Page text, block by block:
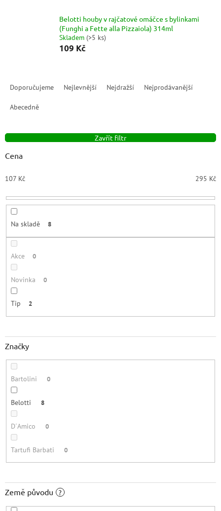
Belotti houby v rajčatové omáčce s bylinkami
(Funghi a Fette alla Pizzaiola) 314ml
Skladem (>5 ks)
109 Kč
p
r
o
d
u
k
t
Doporučujeme Nejlevnější Nejdražší Nejprodávanější
Abecedně
Zavřít filtr
Cena
107 Kč 295 Kč
Na skladě 8
Akce 0
Novinka 0
Tip 2
Značky
Bartolini 0
Belotti 8
D´Amico 0
Tartufi Barbati 0
Země původu ?